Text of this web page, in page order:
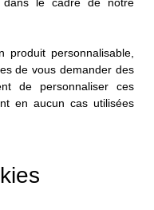
personnalisable,
de vous demander des
de personnaliser ces
en aucun cas utilisées